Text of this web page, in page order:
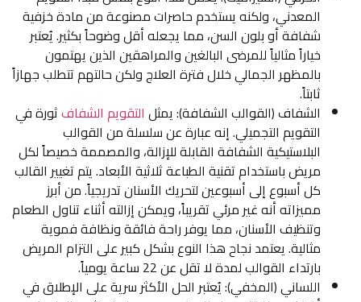
المعدني، ولكنه يستخدم حاصرات مصنوعة من مادة خزفية
شفافة أو بلون السن، مما يجعله أقل وضوحاً بكثير. يُعتبر
خياراً مثالياً للمرضى البالغين والمراهقين الذين يهتمون
بالمظهر الجمالي خلال فترة العلاج ولكن حالتهم تتطلب جهازاً
ثابتاً.
الشفاف (القوالب الشفافة): يمثل التقويم الشفافثورة في
التقويم التجميلي. إنه عبارة عن سلسلة من القوالب
البلاستيكية الشفافة القابلة للإزالة، والمصممة خصيصاً لكل
مريض باستخدام تقنية الطباعة ثلاثية الأبعاد. يتم تغيير القالب
كل أسبوع إلى أسبوعين لتحريك الأسنان تدريجياً. من أبرز
مميزاته أنه غير مرئي تقريباً، ويمكن إزالته أثناء تناول الطعام
وتنظيف الأسنان، مما يوفر راحة فائقة ونظافة فموية
مثالية. يعتمد نجاح هذا النوع بشكل كبير على التزام المريض
بارتداء القوالب لمدة لا تقل عن 22 ساعة يومياً.
اللساني (المخفي): يُعتبر الحل الأكثر سرية على الإطلاق في